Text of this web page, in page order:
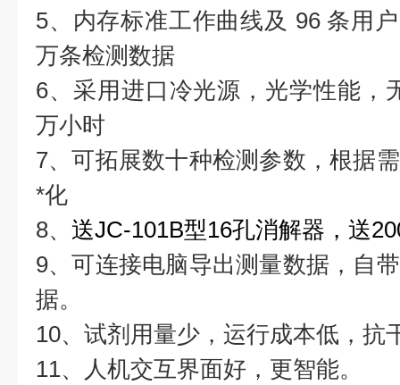
5、内存标准工作曲线及 96 条用
万条检测数据
6、采用进口冷光源，光学性能，
万小时
7、可拓展数十种检测参数，根据
*化
8、 送JC-101B型16孔消解器，送
9、可连接电脑导出测量数据，自
据。
10、试剂用量少，运行成本低，抗
11、人机交互界面好，更智能。